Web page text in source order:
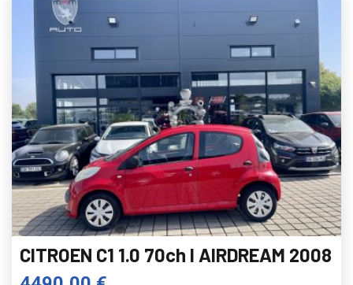
CITROEN C1 1.0 70ch I AIRDREAM 2008